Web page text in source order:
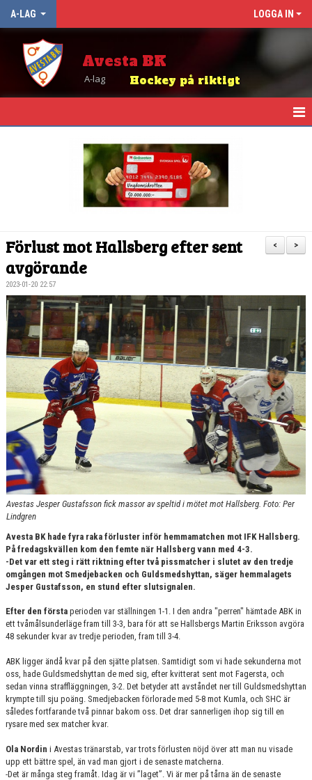
A-LAG LOGGA IN
Avesta BK
Hockey på riktigt
A-lag
MATCHER
TABELL OCH RESULTAT
KONTAKT
>
<
Förlust mot Hallsberg efter sent
avgörande
2023-01-20 22:57
Avestas Jesper Gustafsson fick massor av speltid i mötet mot Hallsberg. Foto: Per
Lindgren
Avesta BK hade fyra raka förluster inför hemmamatchen mot IFK Hallsberg.
På fredagskvällen kom den femte när Hallsberg vann med 4-3.
-Det var ett steg i rätt riktning efter två pissmatcher i slutet av den tredje
omgången mot Smedjebacken och Guldsmedshyttan, säger hemmalagets
Jesper Gustafsson, en stund efter slutsignalen.
Efter den första perioden var ställningen 1-1. I den andra "perren" hämtade ABK in
ett tvåmålsunderläge fram till 3-3, bara för att se Hallsbergs Martin Eriksson avgöra
48 sekunder kvar av tredje perioden, fram till 3-4.
ABK ligger ändå kvar på den sjätte platsen. Samtidigt som vi hade sekunderna mot
oss, hade Guldsmedshyttan de med sig, efter kvitterat sent mot Fagersta, och
sedan vinna straffläggningen, 3-2. Det betyder att avståndet ner till Guldsmedshyttan
krympte till sju poäng. Smedjebacken förlorade med 5-8 mot Kumla, och SHC är
således fortfarande två pinnar bakom oss. Det drar sannerligen ihop sig till en
rysare med sex matcher kvar.
Ola Nordin i Avestas tränarstab, var trots förlusten nöjd över att man nu visade
upp ett bättre spel, än vad man gjort i de senaste matcherna.
-Det är många steg framåt. Idag är vi ”laget”. Vi är mer på tårna än de senaste